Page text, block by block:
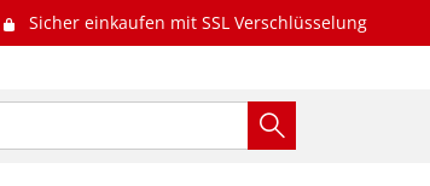
Sicher einkaufen mit SSL Verschlüsselung